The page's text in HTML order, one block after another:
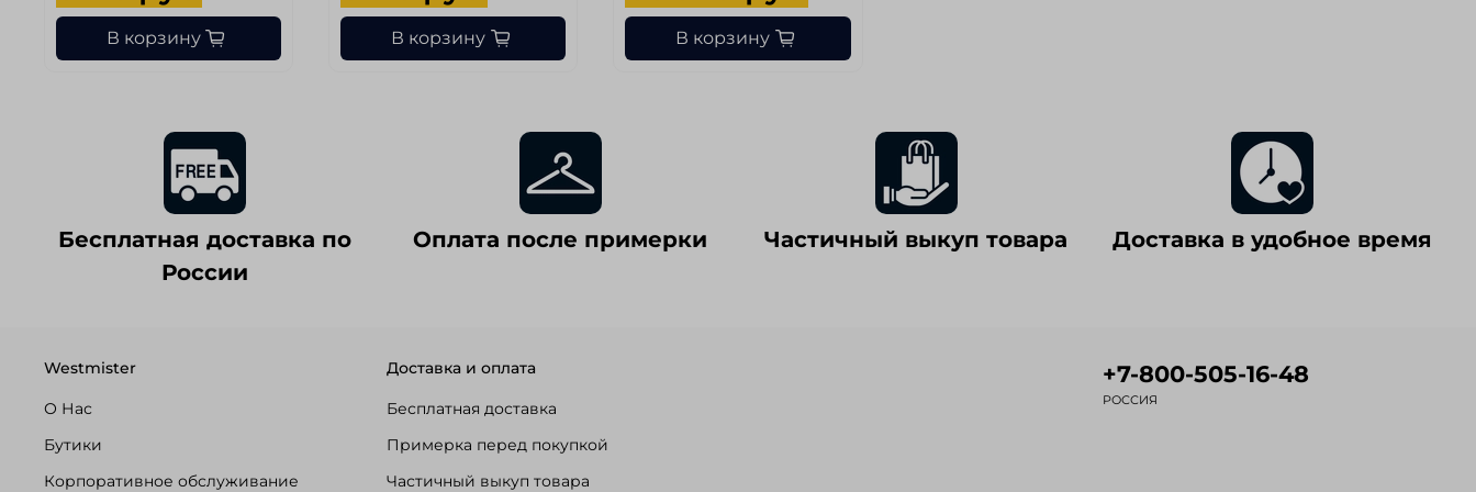
В корзину В корзину В корзину
Бесплатная доставка по
России
Оплата после примерки Частичный выкуп товара Доставка в удобное время
Westmister
О Нас
Бутики
Корпоративное обслуживание
Доставка и оплата
Бесплатная доставка
Примерка перед покупкой
Частичный выкуп товара
+7-800-505-16-48
РОССИЯ